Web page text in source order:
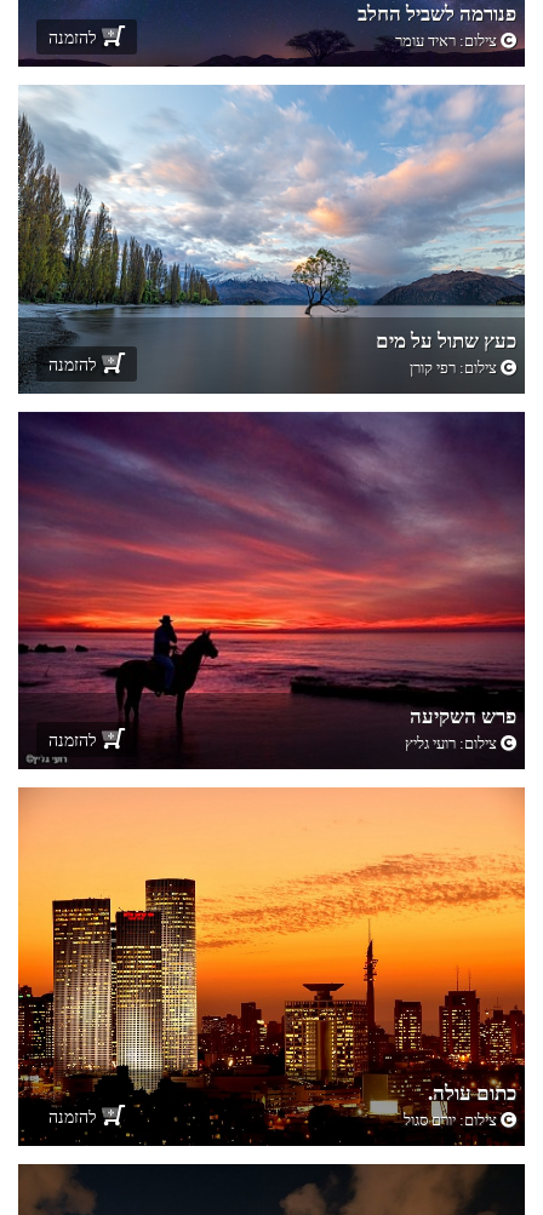
פנורמה לשביל החלב
צילום: ראיד עומר להזמנה
כעץ שתול על מים
צילום: רפי קורן להזמנה
פרש השקיעה
צילום: רועי גליץ להזמנה
כתום עולה.
צילום:יורם סגול להזמנה